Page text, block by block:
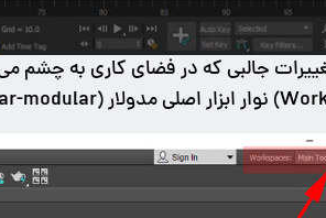
جالبی که در فضای کاری به چشم